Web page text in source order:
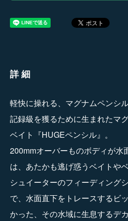
詳細
軽快に操れる、マグナムペンシル
記録級を獲るために生まれたマ
ベイト『HUGEペンシル』。
200mmオーバーものボディが水
は、あたかも逃げ惑うベイトや
シュイーターのフィーディング
で、水面直下をトレースするビ
かった、その水域に生息するデ